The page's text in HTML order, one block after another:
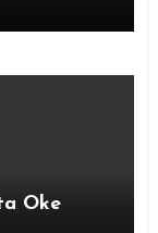
Oke